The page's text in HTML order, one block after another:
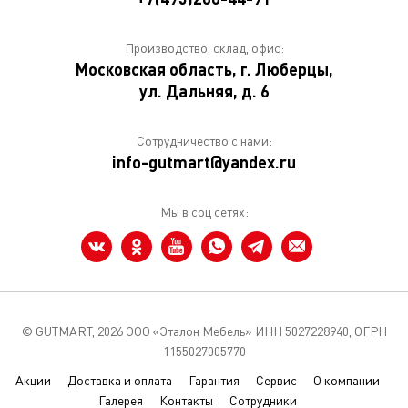
Производство, склад, офис:
Московская область, г. Люберцы,
ул. Дальняя, д. 6
Сотрудничество с нами:
info-gutmart@yandex.ru
Мы в соц сетях:
© GUTMART, 2026 ООО «Эталон Мебель» ИНН 5027228940, ОГРН
1155027005770
Акции
Доставка и оплата Гарантия Сервис
О компании
Галерея
Контакты Сотрудники